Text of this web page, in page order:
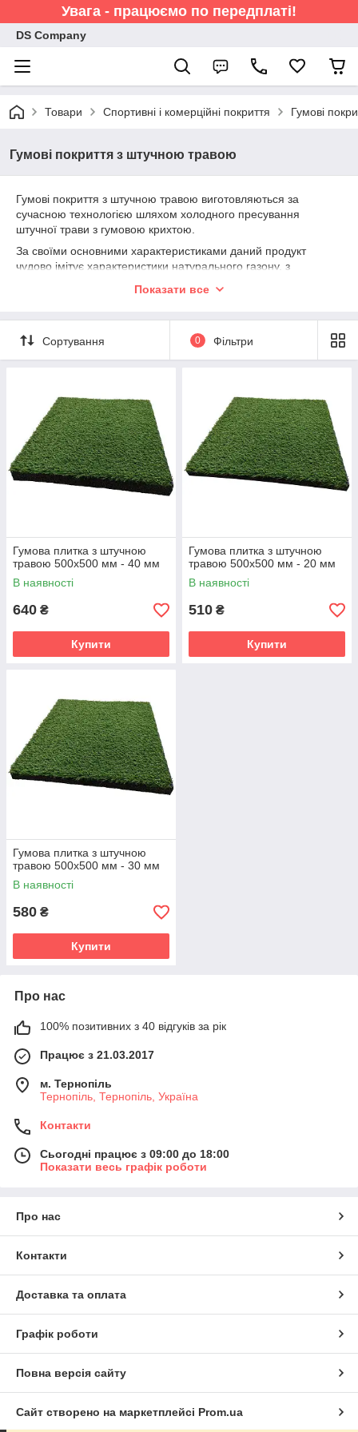
Увага - працюємо по передплаті!
DS Company
Товари Спортивні і комерційні покриття Гумові
Гумові покриття з штучною травою
Гумові покриття з штучною травою виготовляються за
сучасною технологією шляхом холодного пресування
штучної трави з гумовою крихтою.
За своїми основними характеристиками даний продукт
чудово імітує характеристики натурального газону, з
Штучний газон ідеально підходить для спортивних і дитячих
Показати все
Сортування 0 Фільтри
Гумова плитка з штучною
травою 500х500 мм - 40 мм
В наявності
640 ₴
Купити
Гумова плитка з штучною
травою 500х500 мм - 20 мм
В наявності
510 ₴
Купити
Гумова плитка з штучною
травою 500х500 мм - 30 мм
В наявності
580 ₴
Купити
Про нас
100% позитивних з 40 відгуків за рік
Працює з 21.03.2017
м. Тернопіль
Тернопіль, Тернопіль, Україна
Контакти
Сьогодні працює з 09:00 до 18:00
Показати весь графік роботи
Про нас
Контакти
Доставка та оплата
Графік роботи
Повна версія сайту
Сайт створено на маркетплейсі Prom.ua